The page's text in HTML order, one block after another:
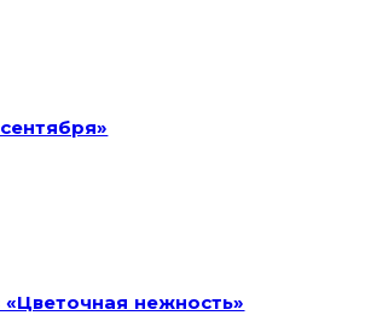
нежность»